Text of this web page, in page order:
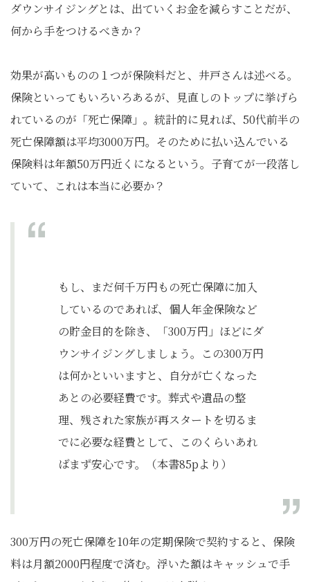
ダウンサイジングとは、出ていくお金を減らすことだが、
何から手をつけるべきか？
効果が高いものの１つが保険料だと、井戸さんは述べる。
保険といってもいろいろあるが、見直しのトップに挙げら
れているのが「死亡保障」。統計的に見れば、50代前半の
死亡保障額は平均3000万円。そのために払い込んでいる
保険料は年額50万円近くになるという。子育てが一段落し
ていて、これは本当に必要か？
もし、まだ何千万円もの死亡保障に加入
しているのであれば、個人年金保険など
の貯金目的を除き、「300万円」ほどにダ
ウンサイジングしましょう。この300万円
は何かといいますと、自分が亡くなった
あとの必要経費です。葬式や遺品の整
理、残された家族が再スタートを切るま
でに必要な経費として、このくらいあれ
ばまず安心です。（本書85pより）
300万円の死亡保障を10年の定期保険で契約すると、保険
料は月額2000円程度で済む。浮いた額はキャッシュで手